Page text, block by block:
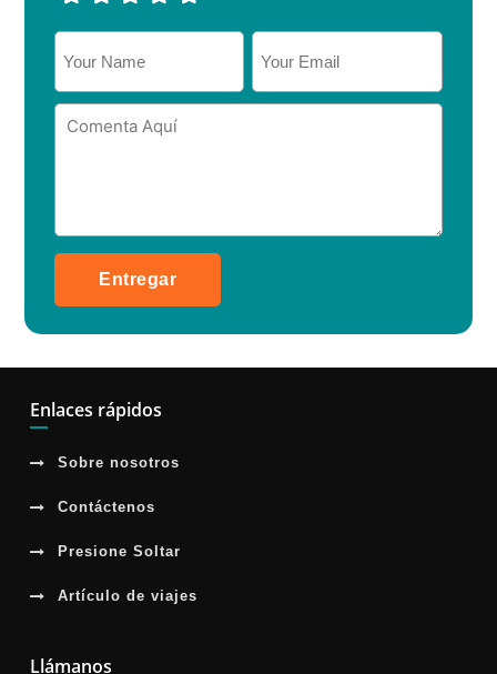
Entregar
Enlaces rápidos
Sobre nosotros
Contáctenos
Presione Soltar
Artículo de viajes
Llámanos